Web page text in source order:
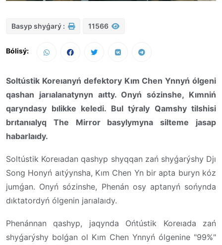
Basyp shyǵarý : 11566
Bólisý:
Soltústik Koreıanyń defektory Kım Chen Ynnyń ólgeni
qashan jarıalanatynyn aıtty. Onyń sózinshe, Kımniń
qaryndasy bılikke keledi. Bul týraly Qamshy tilshisi
brıtanıalyq The Mirror basylymyna silteme jasap
habarlaıdy.
Soltústik Koreıadan qashyp shyqqan zań shyǵarýshy Djı
Song Honyń aıtýynsha, Kım Chen Yn bir apta buryn kóz
jumǵan. Onyń sózinshe, Phenán osy aptanyń sońynda
dıktatordyń ólgenin jarıalaıdy.
Phenánnan qashyp, jaqynda Ońtústik Koreıada zań
shyǵarýshy bolǵan ol Kım Chen Ynnyń ólgenine "99%"